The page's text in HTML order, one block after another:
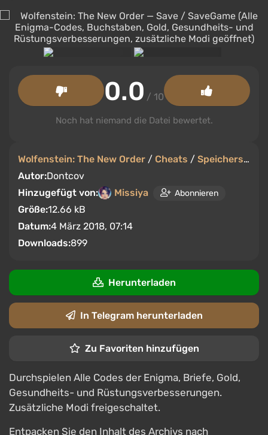
Wolfenstein: The New Order / Cheats / Speicherstände
Autor:Dontcov
Hinzugefügt von:
Missiya Abonnieren
Größe:12.66 kB
Datum:4 März 2018, 07:14
Downloads:899
0.0 / 10
Noch hat niemand die Datei bewertet.
Herunterladen
In Telegram herunterladen
Zu Favoriten hinzufügen
Durchspielen Alle Codes der Enigma, Briefe, Gold,
Gesundheits- und Rüstungsverbesserungen.
Zusätzliche Modi freigeschaltet.
Entpacken Sie den Inhalt des Archivs nach